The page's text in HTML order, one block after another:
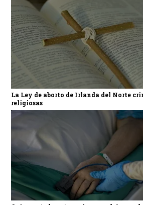
La Ley de aborto de Irlanda del Norte
religiosas